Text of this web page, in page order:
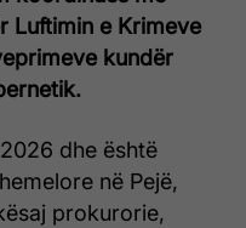
Luftimin e Krimeve
kundër
dhe është
në Pejë,
prokurorie,